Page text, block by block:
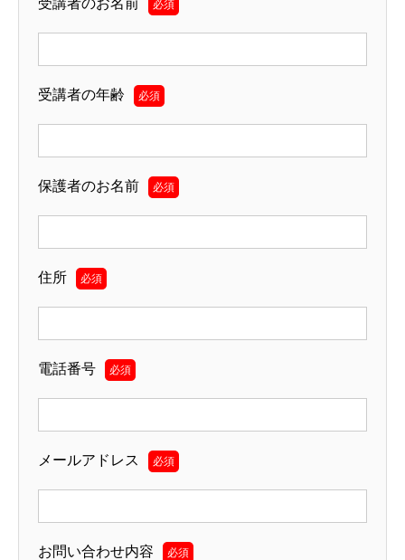
必須
受講者の年齢 必須
保護者のお名前 必須
住所 必須
電話番号 必須
メールアドレス 必須
お問い合わせ内容 必須